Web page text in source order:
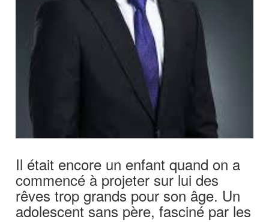
Il était encore un enfant quand on a
commencé à projeter sur lui des
rêves trop grands pour son âge. Un
adolescent sans père, fasciné par les